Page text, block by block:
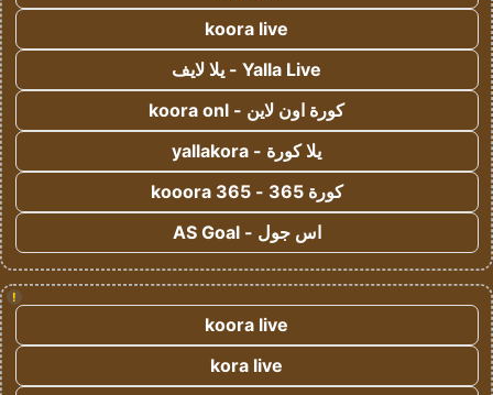
koora live
Yalla Live - يلا لايف
كورة اون لاين - koora onl
يلا كورة - yallakora
كورة 365 - kooora 365
اس جول - AS Goal
!
koora live
kora live